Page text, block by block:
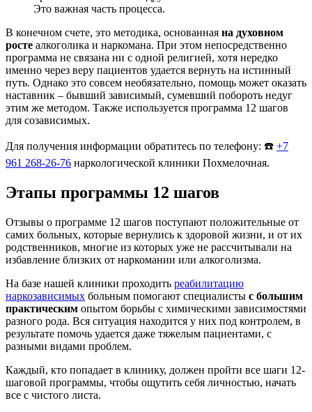
Это важная часть процесса.
В конечном счете, это методика, основанная на духовном
росте алкоголика и наркомана. При этом непосредственно
программа не связана ни с одной религией, хотя нередко
именно через веру пациентов удается вернуть на истинный
путь. Однако это совсем необязательно, помощь может оказать
наставник – бывший зависимый, сумевший побороть недуг
этим же методом. Также используется программа 12 шагов
для созависимых.
Для получения информации обратитесь по телефону: ☎️ +7
961 268-26-76 наркологической клиники Похмелочная.
Этапы программы 12 шагов
Отзывы о программе 12 шагов поступают положительные от
самих больных, которые вернулись к здоровой жизни, и от их
родственников, многие из которых уже не рассчитывали на
избавление близких от наркомании или алкоголизма.
На базе нашей клиники проходить реабилитацию
наркозависимых больным помогают специалисты с большим
практическим опытом борьбы с химическими зависимостями
разного рода. Вся ситуация находится у них под контролем, в
результате помочь удается даже тяжелым пациентами, с
разными видами проблем.
Каждый, кто попадает в клинику, должен пройти все шаги 12-
шаговой программы, чтобы ощутить себя личностью, начать
все с чистого листа.